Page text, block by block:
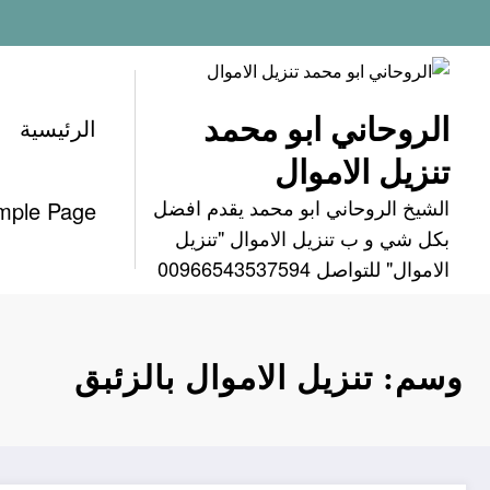
إلى
المحتوى
الروحاني ابو محمد
تنزيل الاموال
الشيخ الروحاني ابو محمد يقدم افضل
بكل شي و ب تنزيل الاموال "تنزيل
الاموال" للتواصل 00966543537594
الرئيسية
Page
وسم: تنزيل الاموال بالزئبق